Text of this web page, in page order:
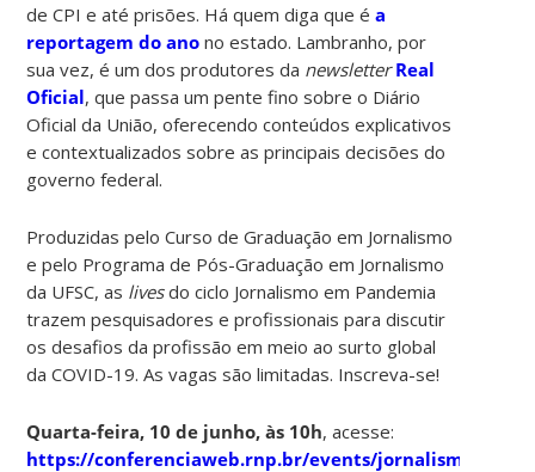
de CPI e até prisões. Há quem diga que éa
reportagem do ano no estado. Lambranho, por
sua vez, é um dos produtores da newsletter Real
Oficial, que passa um pente fino sobre o Diário
Oficial da União, oferecendo conteúdos explicativos
e contextualizados sobre as principais decisões do
governo federal.
Produzidas pelo Curso de Graduação em Jornalismo
e pelo Programa de Pós-Graduação em Jornalismo
da UFSC, as livesdo ciclo Jornalismo em Pandemia
trazem pesquisadores e profissionais para discutir
os desafios da profissão em meio ao surto global
da COVID-19. As vagas são limitadas. Inscreva-se!
Quarta-feira, 10 de junho, às 10h, acesse:
https://conferenciaweb.rnp.br/events/jornalismo-